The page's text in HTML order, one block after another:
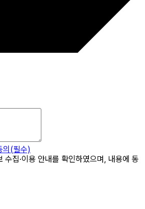
의(필수)
수집·이용 안내를 확인하였으며, 내용에 동